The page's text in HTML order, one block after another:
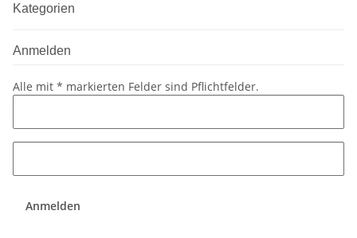
Kategorien
Anmelden
Alle mit * markierten Felder sind Pflichtfelder.
Anmelden